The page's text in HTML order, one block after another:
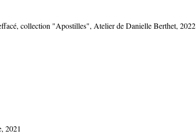
collection "Apostilles", Atelier de Danielle Berthet, 2022
2021